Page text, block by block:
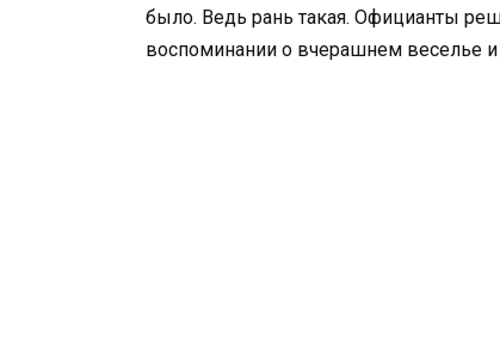
было. Ведь рань такая. Официанты
воспоминании о вчерашнем веселье и